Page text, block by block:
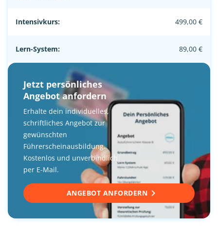
Intensivkurs: 499,00 €
Lern-System: 89,00 €
Jetzt persönliches
Angebot anfordern
Erhalte dein individuelles,
schriftliches Angebot zur
gewünschten
Führerscheinausbildung.
Kostenlos und unverbindlich
per E-Mail.
ANGEBOT ANFORDERN